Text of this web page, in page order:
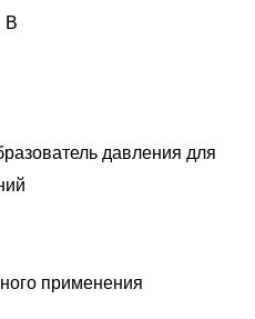
В
давления для
применения